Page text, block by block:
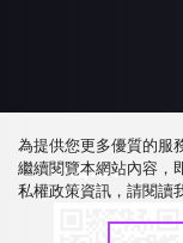
下載 APP
為提供您更多優質的服
繼續閱覽本網站內容，
私權政策資訊，請閱讀